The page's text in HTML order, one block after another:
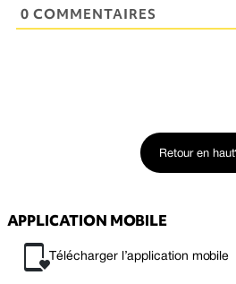
0 COMMENTAIRES
Retour en haut
APPLICATION MOBILE
Télécharger l’application mobile